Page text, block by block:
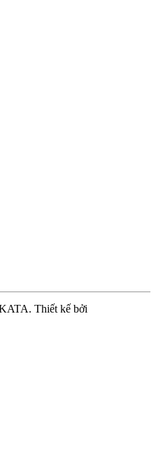
Thiết kế bởi